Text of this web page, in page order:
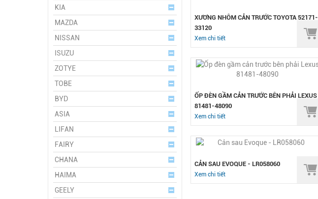
KIA
MAZDA
NISSAN
ISUZU
ZOTYE
TOBE
BYD
ASIA
LIFAN
FAIRY
CHANA
HAIMA
GEELY
XƯƠNG NHÔM CẢN TRƯỚC TOYOTA 52171-
33120
Xem chi tiết
ỐP ĐÈN GẦM CẢN TRƯỚC BÊN PHẢI LEXUS
81481-48090
Xem chi tiết
CẢN SAU EVOQUE - LR058060
Xem chi tiết